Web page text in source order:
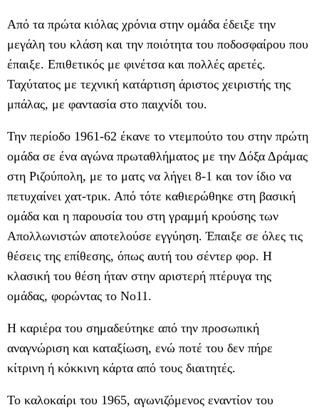
Από τα πρώτα κιόλας χρόνια στην ομάδα έδειξε την
μεγάλη του κλάση και την ποιότητα του ποδοσφαίρου που
έπαιξε. Επιθετικός με φινέτσα και πολλές αρετές.
Ταχύτατος με τεχνική κατάρτιση άριστος χειριστής της
μπάλας, με φαντασία στο παιχνίδι του.
Την περίοδο 1961-62 έκανε το ντεμπούτο του στην πρώτη
ομάδα σε ένα αγώνα πρωταθλήματος με την Δόξα Δράμας
στη Ριζούπολη, με το ματς να λήγει 8-1 και τον ίδιο να
πετυχαίνει χατ-τρικ. Από τότε καθιερώθηκε στη βασική
ομάδα και η παρουσία του στη γραμμή κρούσης των
Απολλωνιστών αποτελούσε εγγύηση. Έπαιξε σε όλες τις
θέσεις της επίθεσης, όπως αυτή του σέντερ φορ. Η
κλασική του θέση ήταν στην αριστερή πτέρυγα της
ομάδας, φορώντας το Νο11.
Η καριέρα του σημαδεύτηκε από την προσωπική
αναγνώριση και καταξίωση, ενώ ποτέ του δεν πήρε
κίτρινη ή κόκκινη κάρτα από τους διαιτητές.
Το καλοκαίρι του 1965, αγωνιζόμενος εναντίον του